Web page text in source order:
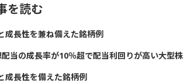
を読む
成長性を兼ね備えた銘柄例
配当の成長率が10％超で配当利回りが高い大型株
成長性を備えた銘柄例